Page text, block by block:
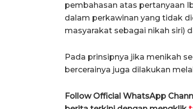
pembahasan atas pertanyaan
dalam perkawinan yang tidak
masyarakat sebagai nikah siri)
Pada prinsipnya jika menikah
bercerainya juga dilakukan
Follow Official WhatsApp